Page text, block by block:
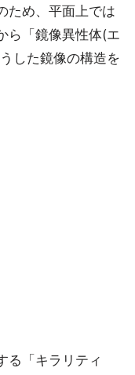
ため、平面上では
ら「鏡像異性体(エ
した鏡像の構造を
る「キラリティ